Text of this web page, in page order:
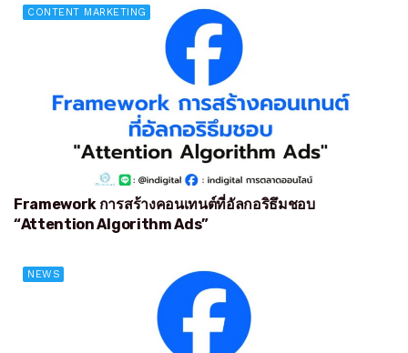
CONTENT MARKETING
Framework การสร้างคอนเทนต์ที่อัลกอริธึมชอบ
“Attention Algorithm Ads”
NEWS